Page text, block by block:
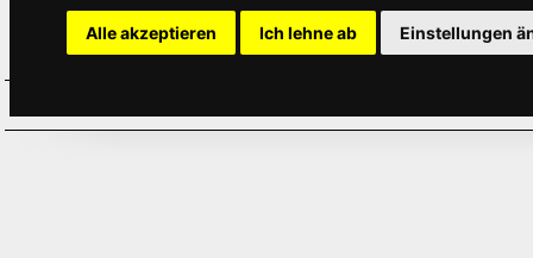
Alle akzeptieren Ich lehne ab Einstellungen